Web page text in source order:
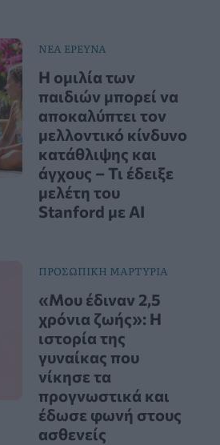
ΝΕΑ ΕΡΕΥΝΑ
Η ομιλία των
παιδιών μπορεί να
αποκαλύπτει τον
μελλοντικό κίνδυνο
κατάθλιψης και
άγχους – Τι έδειξε
μελέτη του
Stanford με AI
ΠΡΟΣΩΠΙΚΗ ΜΑΡΤΥΡΙΑ
«Μου έδιναν 2,5
χρόνια ζωής»: Η
ιστορία της
γυναίκας που
νίκησε τα
προγνωστικά και
έδωσε φωνή στους
ασθενείς